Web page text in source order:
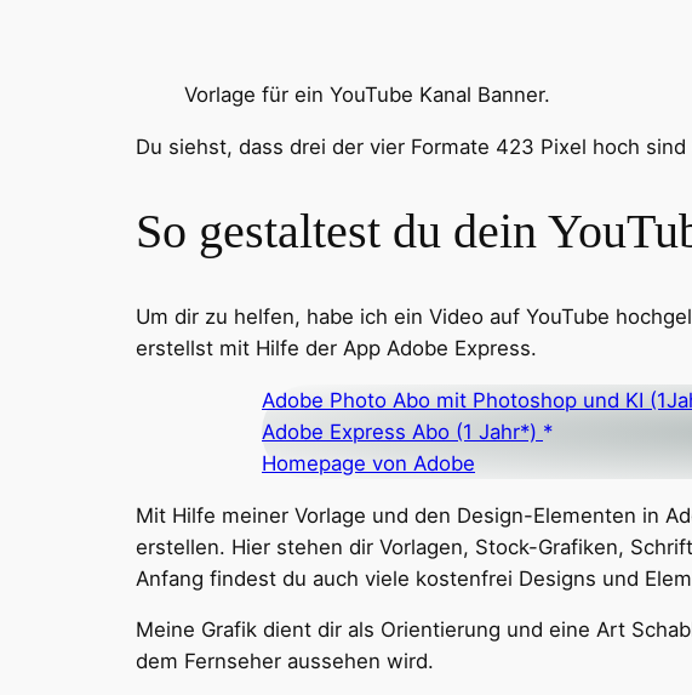
Vorlage für ein YouTube Kanal Banner.
Du siehst, dass drei der vier Formate 423 Pixel hoch
So gestaltest du dein
Um dir zu helfen, habe ich ein Video auf YouTube
erstellst mit Hilfe der App Adobe Express.
Adobe Photo Abo mit Photoshop und KI
Adobe Express Abo (1 Jahr*)
Homepage von Adobe
Mit Hilfe meiner Vorlage und den Design-Elementen in
erstellen. Hier stehen dir Vorlagen, Stock-Grafiken,
Anfang findest du auch viele kostenfrei Designs und
Meine Grafik dient dir als Orientierung und eine Art
dem Fernseher aussehen wird.